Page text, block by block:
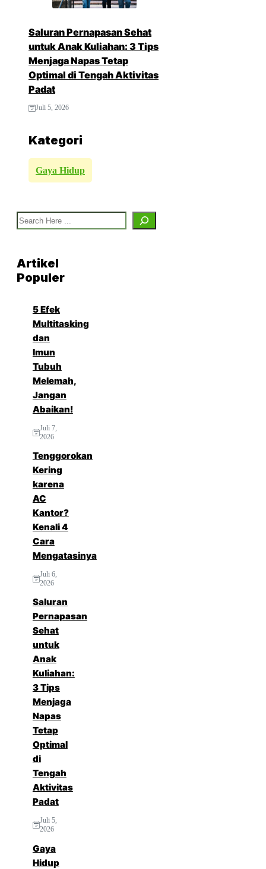
Saluran Pernapasan Sehat
untuk Anak Kuliahan: 3 Tips
Menjaga Napas Tetap
Optimal di Tengah Aktivitas
Padat
Juli 5, 2026
Kategori
Gaya Hidup
Search
Artikel
Populer
5 Efek
Multitasking
dan
Imun
Tubuh
Melemah,
Jangan
Abaikan!
Juli 7,
2026
Tenggorokan
Kering
karena
AC
Kantor?
Kenali 4
Cara
Mengatasinya
Juli 6,
2026
Saluran
Pernapasan
Sehat
untuk
Anak
Kuliahan:
3 Tips
Menjaga
Napas
Tetap
Optimal
di
Tengah
Aktivitas
Padat
Juli 5,
2026
Gaya
Hidup